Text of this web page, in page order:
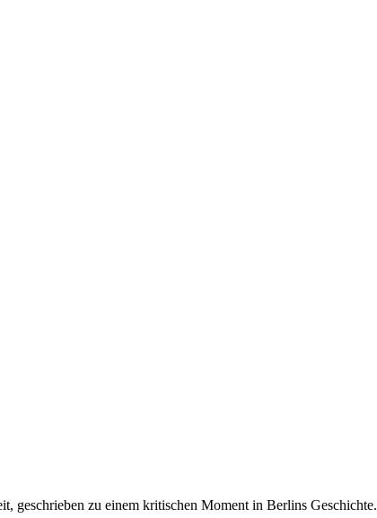
geschrieben zu einem kritischen Moment in Berlins Geschichte.